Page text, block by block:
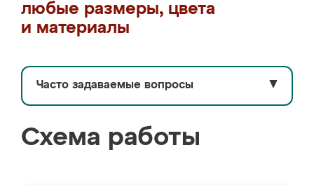
любые размеры, цвета
и материалы
Часто задаваемые вопросы ▼
Схема работы